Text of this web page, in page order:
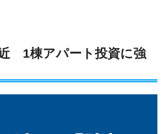
1棟アパート投資に強